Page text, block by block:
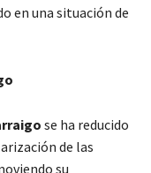
en una situación de
se ha reducido
de las
su